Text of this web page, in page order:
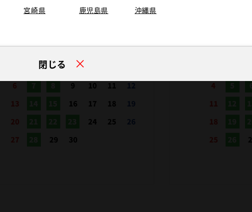
宮崎県 鹿児島県 沖縄県
閉じる